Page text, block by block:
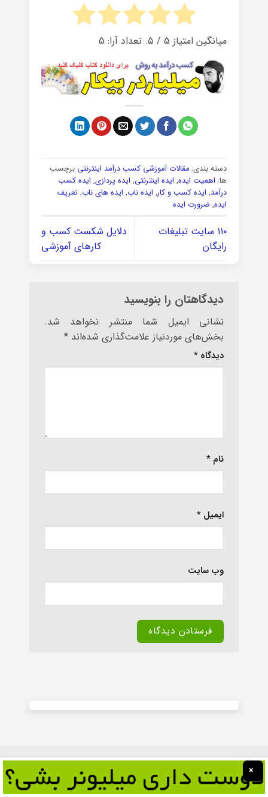
میانگین امتیاز 5/ ۵. تعداد آرا: 5
دسته بندی: مقالات آموزشی کسب درآمد اینترنتی برچسب
ها: اهمیت ایده, ایده اینترنتی, ایده پردازی, ایده کسب
درآمد, ایده کسب و کار, ایده ناب, ایده های ناب, تعریف
ایده, ضرورت ایده
۱۱۰ سایت تبلیغات
رایگان
دلایل شکست کسب و
کارهای آموزشی
دیدگاهتان را بنویسید
نشانی ایمیل شما منتشر نخواهد شد.
بخش‌های موردنیاز علامت‌گذاری شده‌اند *
دیدگاه *
نام *
ایمیل *
وب‌ سایت
×